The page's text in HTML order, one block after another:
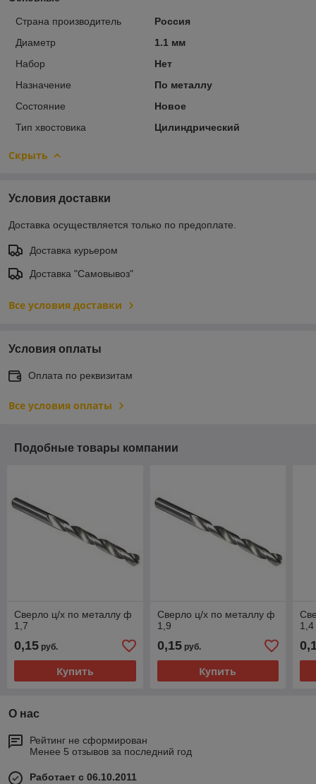
Страна производитель
Россия
Диаметр
1.1 мм
Набор
Нет
Назначение
По металлу
Состояние
Новое
Тип хвостовика
Цилиндрический
Скрыть
Условия доставки
Доставка осуществляется только по предоплате.
Доставка курьером
Доставка "Самовывоз"
Все условия доставки
Условия оплаты
Оплата по реквизитам
Все условия оплаты
Подобные товары компании
Сверло ц/х по металлу ф
1,7
0,15 руб.
Купить
Сверло ц/х по металлу ф
1,9
0,15руб.
Купить
1,4
О нас
Рейтинг не сформирован
Менее 5 отзывов за последний год
Работает с 06.10.2011